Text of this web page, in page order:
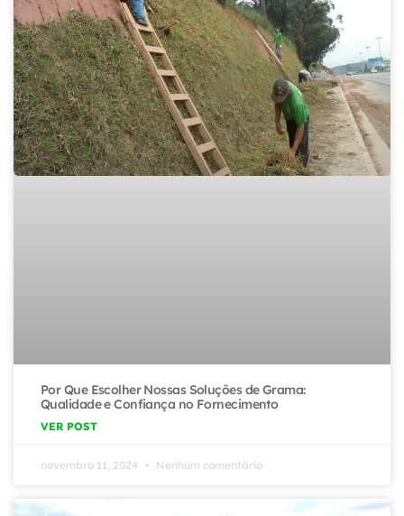
Por Que Escolher Nossas Soluções de Grama:
Qualidade e Confiança no Fornecimento
VER POST
novembro 11, 2024 Nenhum comentário